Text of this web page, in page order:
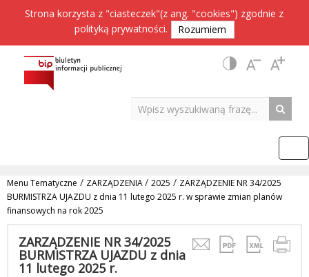
Strona korzysta z "ciasteczek"(z ang. "cookies") zgodnie z
polityką prywatności. Rozumiem
Menu Tematyczne / ZARZĄDZENIA/ 2025 / ZARZĄDZENIE NR 34/2025
BURMISTRZA UJAZDU z dnia 11 lutego 2025 r. w sprawie zmian planów
finansowych na rok 2025
ZARZĄDZENIE NR 34/2025
BURMISTRZA UJAZDU z dnia
11 lutego 2025 r.